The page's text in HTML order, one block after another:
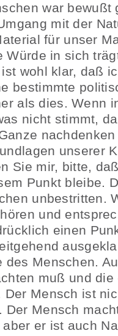
war bewußt
mit der
für unser
Würde in sich
wohl klar, daß
bestimmte
als dies. Wenn
nicht stimmt,
unserer
Sie mir, bitte,
Punkt bleibe.
unbestritten.
und
einen
des Menschen.
muß und
Der Mensch ist
Der Mensch
er ist auch